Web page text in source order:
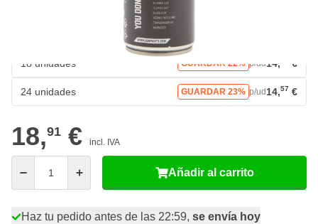
18 unidades GUARDAR 22% p/ud14, €
24 unidades GUARDAR 23% p/ud 14,57 €
18,91 € incl. IVA
Añadir al carrito
Haz tu pedido antes de las 22:59, se envía hoy